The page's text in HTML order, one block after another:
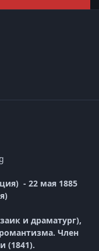
- 22 мая 1885
и драматург),
Член
(1841).